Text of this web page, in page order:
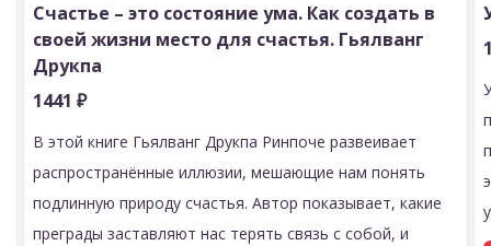
Счастье – это состояние ума. Как создать в
своей жизни место для счастья. Гьялванг
Друкпа
1441 ₽
В этой книге Гьялванг Друкпа Ринпоче развеивает
распространённые иллюзии, мешающие нам понять
подлинную природу счастья. Автор показывает, какие
преграды заставляют нас терять связь с собой, и